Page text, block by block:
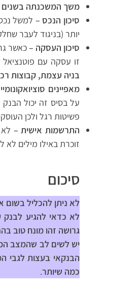
משך המשכנתה בשנים
סיכון הנכס – למשל
יותר (בניגוד לעבר
סיכון העסקה –כאשר
זו עסקה עם פוטנציאל
בניה עצמת, קבוצות
מאפיינים
על בסיס זה יכול
פשיטות רגל ולכן
התרשמות אישית –
זוכרת באילו מילים
סיכום
לא ניתן להכליל בשום
לא כדאי להגיע לבנק
גרושה זהו מונח טוב
יש לשים לב שהמצב
הבנקאי בעצות לגבי
כמה שיותר.